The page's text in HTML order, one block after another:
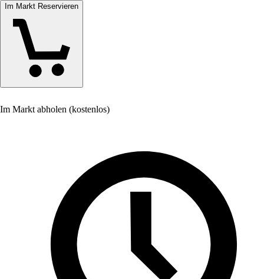
Im Markt Reservieren
Im Markt abholen (kostenlos)